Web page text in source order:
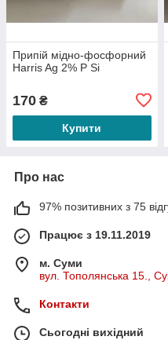
Припій мідно-фосфорний
Harris Ag 2% P Si
170 ₴
Купити
Про нас
97% позитивних з 75
Працює з 19.11.2019
м. Суми
вул. Тополянська 15.,
Контакти
Сьогодні вихідний